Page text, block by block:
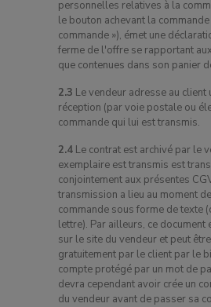
personnelles relatives à la
le bouton achevant la
commande »), émet une
ferme de l'offre se rapportant
que contenues dans son panier
2.3 Le vendeur adresse au client
réception (par voie postale ou
commande qui lui est transmis.
2.4 Le contrat est archivé par le
exemplaire est transmis est
conjointement aux présentes
transmission a lieu au moment
commande sous forme de texte
lettre). Par ailleurs, ce document
sur le site du vendeur et peut
gratuitement par le client par le
compte protégé par un mot de
devra cependant avoir crée un
du vendeur avant de passer sa